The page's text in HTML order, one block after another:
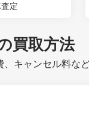
定
買取方法
キャンセル料な